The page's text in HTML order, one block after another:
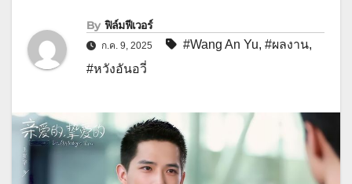
By ฟิล์มฟีเวอร์
ก.ค. 9, 2025 #Wang An Yu, #ผลงาน,
#หวังอันอวี่